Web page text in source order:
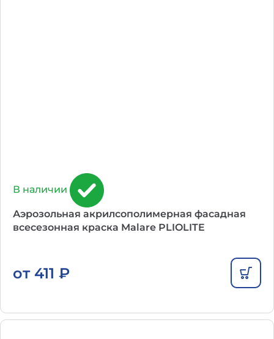
В наличии
Аэрозольная акрилсополимерная фасадная
всесезонная краска Malare PLIOLITE
от 411 ₽